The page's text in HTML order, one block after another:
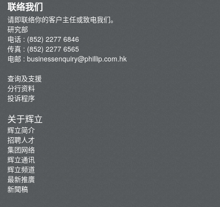
联络我们
请即联络你的客户主任或致电我们。
研究部
电话 : (852) 2277 6846
传真 : (852) 2277 6565
电邮 : businessenquiry@phillip.com.hk
查询及支援
分行资料
投诉程序
关于辉立
辉立简介
招聘人才
集团网络
辉立通讯
辉立频道
最新推廣
新聞稿